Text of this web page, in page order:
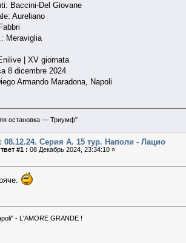
Baccini-Del Giovane
Aureliano
Meraviglia
| XV giornata
8 dicembre 2024
Armando Maradona, Napoli
остановка — Триумф"
08.12.24. Серия А. 15 тур. Наполи - Лацио
#1 : 08 Декабрь 2024, 23:34:10 »
- L'AMORE GRANDE !